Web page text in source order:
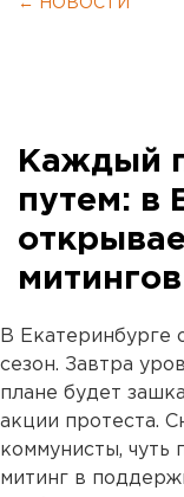
← НОВОСТИ
Каждый
путем: в
митингов
В Екатеринбурге
сезон. Завтра
плане будет
акции протеста.
коммунисты, чуть
митинг в